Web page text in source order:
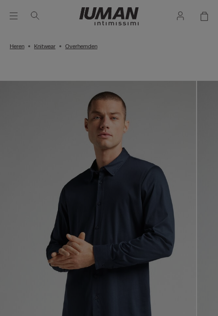
Heren Knitwear Overhemden